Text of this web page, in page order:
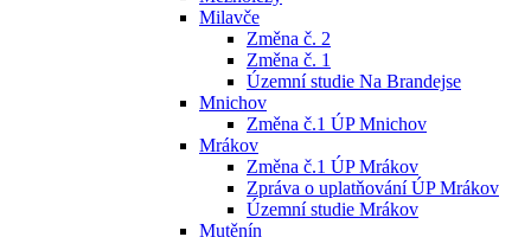
Milavče
Změna č. 2
Změna č. 1
Územní studie Na Brandejse
Mnichov
Změna č.1 ÚP Mnichov
Mrákov
Změna č.1 ÚP Mrákov
Zpráva o uplatňování ÚP Mrákov
Územní studie Mrákov
Mutěnín